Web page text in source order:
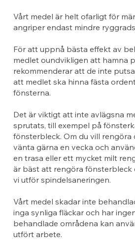
Vårt medel är helt ofarligt för
angriper endast mindre
För att uppnå bästa effekt av
medlet oundvikligen att hamna
rekommenderar att de inte
att medlet ska hinna fästa
fönsterna.
Det är viktigt att inte avlägsna
sprutats, till exempel på
fönsterbleck. Om du vill rengöra
vänta gärna en vecka och
en trasa eller ett mycket milt
är bäst att rengöra fönsterbleck
vi utför spindelsaneringen.
Vårt medel skadar inte
inga synliga fläckar och har
behandlade områdena kan
utfört arbete.